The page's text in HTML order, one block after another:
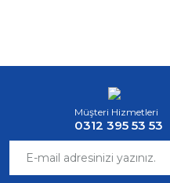
Müşteri Hizmetleri
0312 395 53 53